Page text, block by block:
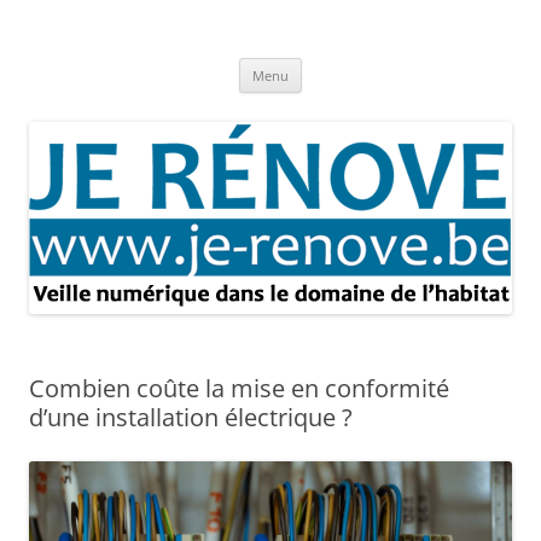
Menu
Combien coûte la mise en conformité
d’une installation électrique ?